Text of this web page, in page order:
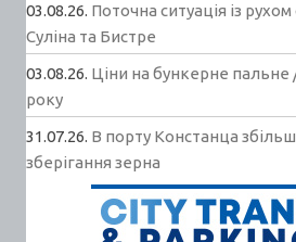
03.08.26. Поточна ситуація із
Суліна та Бистре
03.08.26. Ціни на бункерне
року
31.07.26. В порту Констанца
зберігання зерна